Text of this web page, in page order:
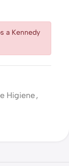
a Kennedy
Higiene,